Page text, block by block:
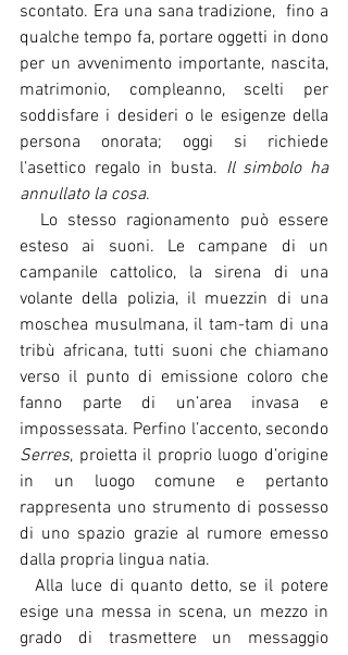
scontato. Era una sana tradizione,  fino a
qualche tempo fa, portare oggetti in dono
per un avvenimento importante, nascita,
matrimonio, compleanno, scelti per
soddisfare i desideri o le esigenze della
persona onorata; oggi si richiede
l’asettico regalo in busta. Il simbolo ha
annullato la cosa.
esteso ai suoni. Le campane di un
campanile cattolico, la sirena di una
volante della polizia, il muezzin di una
moschea musulmana, il tam-tam di una
tribù africana, tutti suoni che chiamano
verso il punto di emissione coloro che
fanno parte di un’area invasa e
Serres, proietta il proprio luogo d’origine
in un luogo comune e pertanto
rappresenta uno strumento di possesso
di uno spazio grazie al rumore emesso
dalla propria lingua natia.
esige una messa in scena, un mezzo in